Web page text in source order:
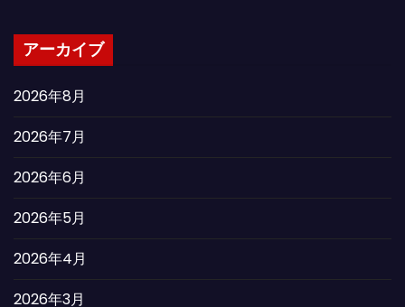
アーカイブ
2026年8月
2026年7月
2026年6月
2026年5月
2026年4月
2026年3月